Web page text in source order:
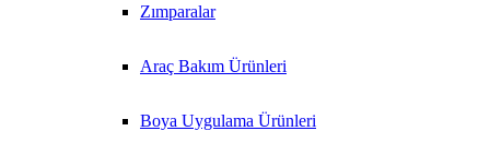
Zımparalar
Araç Bakım Ürünleri
Boya Uygulama Ürünleri